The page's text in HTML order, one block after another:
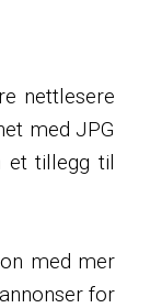
nettlesere
med JPG
et tillegg til
med mer
for